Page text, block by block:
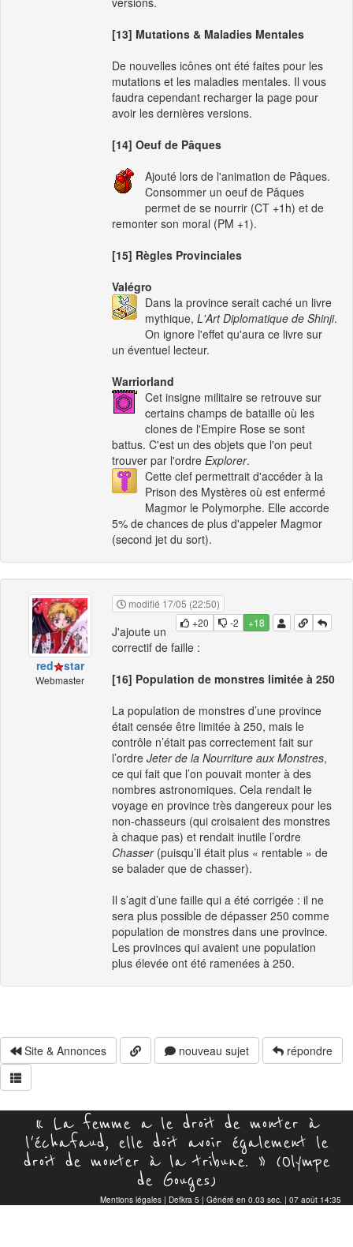
[13] Mutations & Maladies Mentales
De nouvelles icônes ont été faites pour les
mutations et les maladies mentales. Il vous
faudra cependant recharger la page pour
avoir les dernières versions.
[14] Oeuf de Pâques
Ajouté lors de l'animation de Pâques.
Consommer un oeuf de Pâques
permet de se nourrir (CT +1h) et de
remonter son moral (PM +1).
[15] Règles Provinciales
Valégro
Dans la province serait caché un livre
mythique, L'Art Diplomatique de Shinji.
On ignore l'effet qu'aura ce livre sur
un éventuel lecteur.
Warriorland
Cet insigne militaire se retrouve sur
certains champs de bataille où les
clones de l'Empire Rose se sont
battus. C'est un des objets que l'on peut
trouver par l'ordre Explorer.
Cette clef permettrait d'accéder à la
Prison des Mystères où est enfermé
Magmor le Polymorphe. Elle accorde
5% de chances de plus d'appeler Magmor
(second jet du sort).
red star
Webmaster
modifié 17/05 (22:50)
+20
-2 +18
J'ajoute un
correctif de faille :
[16] Population de monstres limitée à 250
La population de monstres d’une province
était censée être limitée à 250, mais le
contrôle n’était pas correctement fait sur
l’ordre Jeter de la Nourriture aux Monstres,
ce qui fait que l’on pouvait monter à des
nombres astronomiques. Cela rendait le
voyage en province très dangereux pour les
non-chasseurs (qui croisaient des monstres
à chaque pas) et rendait inutile l’ordre
Chasser(puisqu’il était plus « rentable » de
se balader que de chasser).
Il s’agit d’une faille qui a été corrigée : il ne
sera plus possible de dépasser 250 comme
population de monstres dans une province.
Les provinces qui avaient une population
plus élevée ont été ramenées à 250.
Site & Annonces nouveau sujet répondre
« La femme a le droit de monter à
l'échafaud, elle doit avoir également le
droit de monter à la tribune. » (Olympe
de Gouges)
Mentions légales | Defkra 5 | Généré en 0.03 sec. | 07 août 14:35